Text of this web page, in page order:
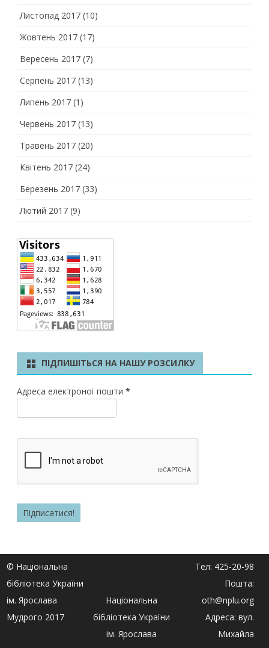
Листопад 2017 (10)
Жовтень 2017 (17)
Вересень 2017 (7)
Серпень 2017 (13)
Липень 2017 (1)
Червень 2017 (13)
Травень 2017 (20)
Квітень 2017 (24)
Березень 2017 (33)
Лютий 2017 (9)
ПІДПИШІТЬСЯ НА НАШУ РОЗСИЛКУ
Адреса електроної пошти *
© Національна
бібліотека України
ім. Ярослава
Мудрого 2017
Національна
бібліотека України
ім. Ярослава
Тел: 425-20-98
Пошта:
oth@nplu.org
Адреса: вул.
Михайла